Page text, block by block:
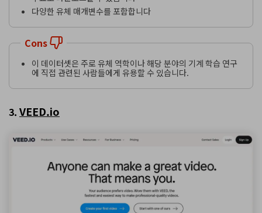
다양한 유체 매개변수를 포함합니다
Cons
이 데이터셋은 주로 유체 역학이나 해당 분야의 기계 학습 연구
에 직접 관련된 사람들에게 유용할 수 있습니다.
3. VEED.io